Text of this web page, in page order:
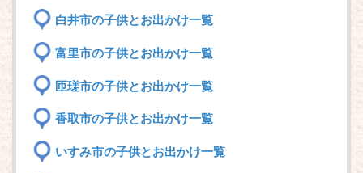
白井市の子供とお出かけ一覧
富里市の子供とお出かけ一覧
匝瑳市の子供とお出かけ一覧
香取市の子供とお出かけ一覧
いすみ市の子供とお出かけ一覧